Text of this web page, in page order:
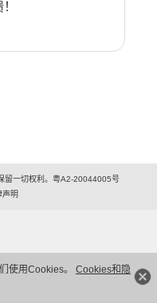
使用Cookies。 Cookies和隐
留一切权利。粤A2-20044005号
声明